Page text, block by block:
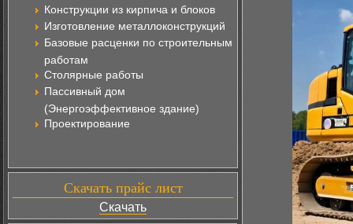
Конструкции из кирпича и блоков
Изготовление металлоконструкций
Базовые расценки по строительным
работам
Столярные работы
Пассивный дом
(Энергоэффективное здание)
Проектирование
Скачать прайс лист
Скачать